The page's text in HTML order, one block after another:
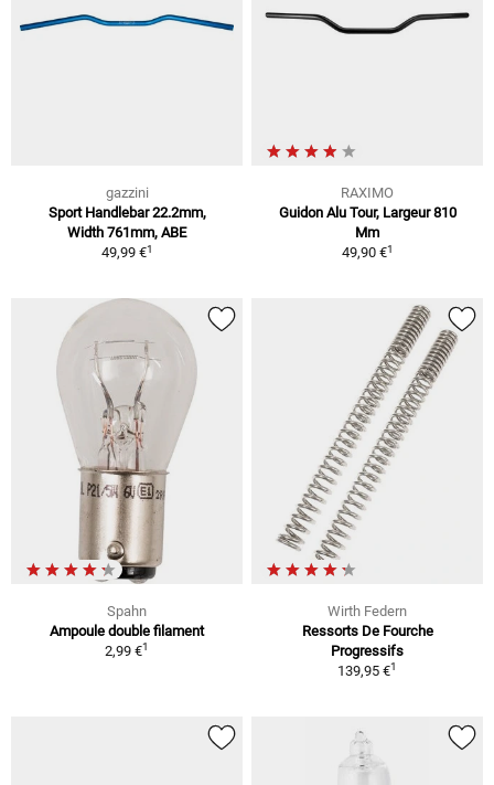
gazzini
Sport Handlebar 22.2mm,
Width 761mm, ABE
49,99 €1
RAXIMO
Guidon Alu Tour, Largeur 810
Mm
49,90 €1
Spahn
Ampoule double filament
2,99 €1
Wirth Federn
Ressorts De Fourche
Progressifs
139,95 €1